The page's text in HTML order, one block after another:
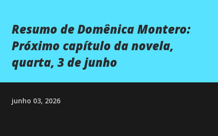
Resumo de Domênica Montero:
Próximo capítulo da novela,
quarta, 3 de junho
junho 03, 2026